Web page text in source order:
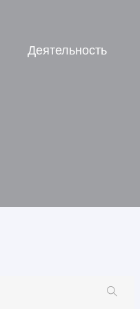
Деятельность